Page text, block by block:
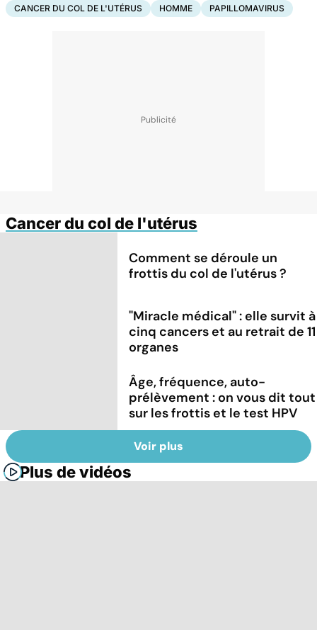
CANCER DU COL DE L'UTÉRUS HOMME PAPILLOMAVIRUS
Cancer du col de l'utérus
Comment se déroule un
frottis du col de l'utérus ?
"Miracle médical" : elle survit à
cinq cancers et au retrait de 11
organes
Âge, fréquence, auto-
prélèvement : on vous dit tout
sur les frottis et le test HPV
Voir plus
Plus de vidéos